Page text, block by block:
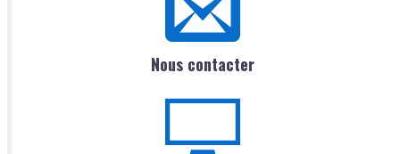
Nous contacter